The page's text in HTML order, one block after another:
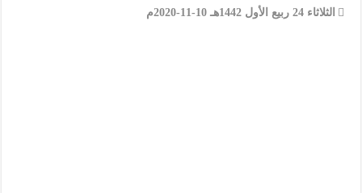
الثلاثاء 24 ربيع الأول 1442هـ 10-11-2020م